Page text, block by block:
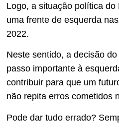
Logo, a situação política do
uma frente de esquerda
2022.
Neste sentido, a decisão
passo importante à
contribuir para que um
não repita erros cometidos
Pode dar tudo errado?